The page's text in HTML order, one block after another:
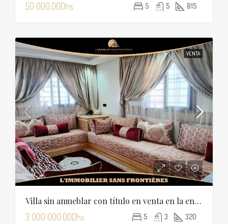
50 000.00Dhs 5 5 815
VENTA
Villa sin amueblar con título en venta en la entrada de Tamansourt – Terreno de 320 m² – Cuatro fachadas
3 000 000.00Dhs 5 3 320